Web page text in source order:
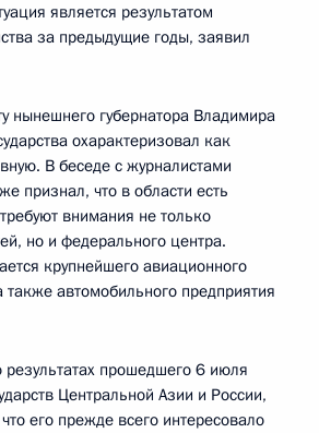
является результатом
за предыдущие годы, заявил
нынешнего губернатора Владимира
охарактеризовал как
В беседе с журналистами
признал, что в области есть
внимания не только
но и федерального центра.
крупнейшего авиационного
также автомобильного предприятия
результатах прошедшего 6 июля
Центральной Азии и России,
его прежде всего интересовало